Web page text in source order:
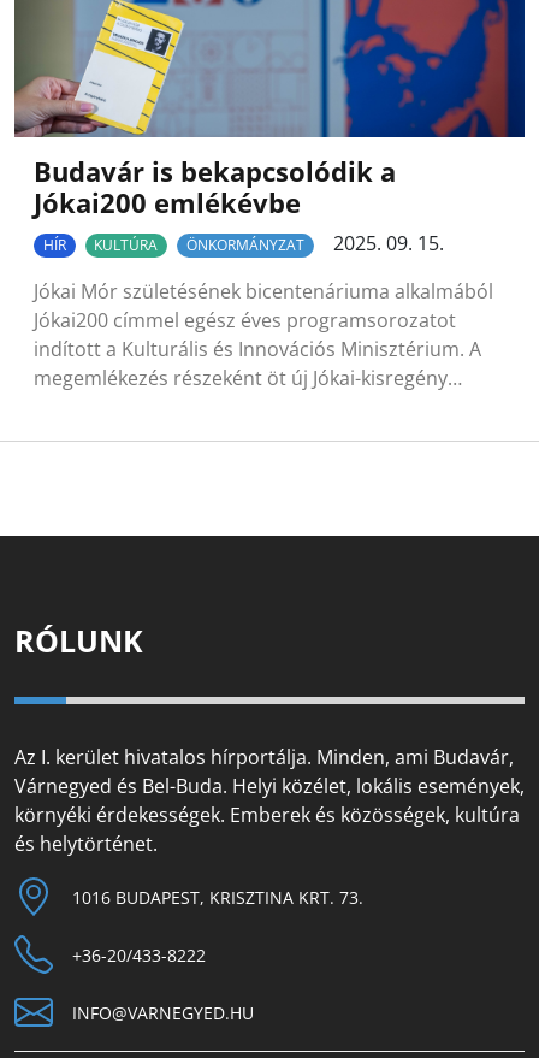
Budavár is bekapcsolódik a
Jókai200 emlékévbe
HÍR KULTÚRA ÖNKORMÁNYZAT
2025. 09. 15.
Jókai Mór születésének bicentenáriuma alkalmából
Jókai200 címmel egész éves programsorozatot
indított a Kulturális és Innovációs Minisztérium. A
megemlékezés részeként öt új Jókai-kisregény…
RÓLUNK
Az I. kerület hivatalos hírportálja. Minden, ami Budavár,
Várnegyed és Bel-Buda. Helyi közélet, lokális események,
környéki érdekességek. Emberek és közösségek, kultúra
és helytörténet.
1016 BUDAPEST, KRISZTINA KRT. 73.
+36-20/433-8222
INFO@VARNEGYED.HU